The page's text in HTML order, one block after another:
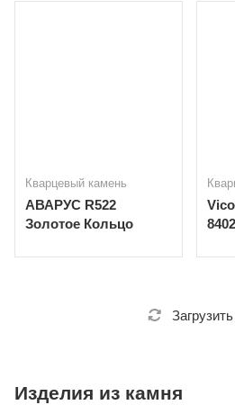
Кварцевый камень
АВАРУС R522
Золотое Кольцо
8402
Изделия из камня